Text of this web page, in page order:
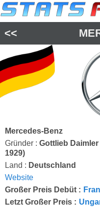
<<
Mercedes-Benz
Gründer : Gottlieb Daimler
1929)
Land : Deutschland
Website
Großer Preis Debüt :
Letzt Großer Preis :